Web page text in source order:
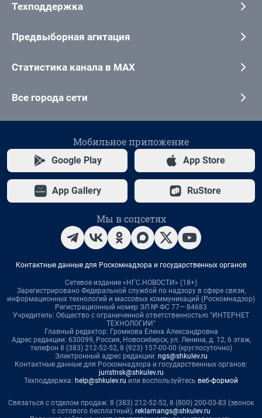
Техподдержка
Предвыборная агитация
Статистика канала в MAX
Все города сети
Мобильное приложение
Google Play App Store
App Gallery RuStore
Мы в соцсетях
Контактные данные для Роскомнадзора и государственных органов
Сетевое издание «НГС.НОВОСТИ» (18+)
Зарегистрировано Федеральной службой по надзору в сфере связи,
информационных технологий и массовых коммуникаций (Роскомнадзор)
Регистрационный номер ЭЛ № ФС 77— 84683
Учредитель: Общество с ограниченной ответственностью "ИНТЕРНЕТ
ТЕХНОЛОГИИ"
Главный редактор: Громкова Елена Александровна
Адрес редакции: 630099, Россия, Новосибирск, ул. Ленина, д. 12, 6 этаж,
телефон 8 (383) 212-52-52, 8 (923) 157-00-00 (круглосуточно)
Электронный адрес редакции: ngs@shkulev.ru
Контактные данные для Роскомнадзора и государственных органов:
juristnsk@shkulev.ru
Техподдержка: help@shkulev.ru или воспользуйтесь веб-формой
Связаться с отделом продаж: 8 (383) 212-52-52, 8 (800) 200-03-83 (звонок
с сотового бесплатный), reklamangs@shkulev.ru